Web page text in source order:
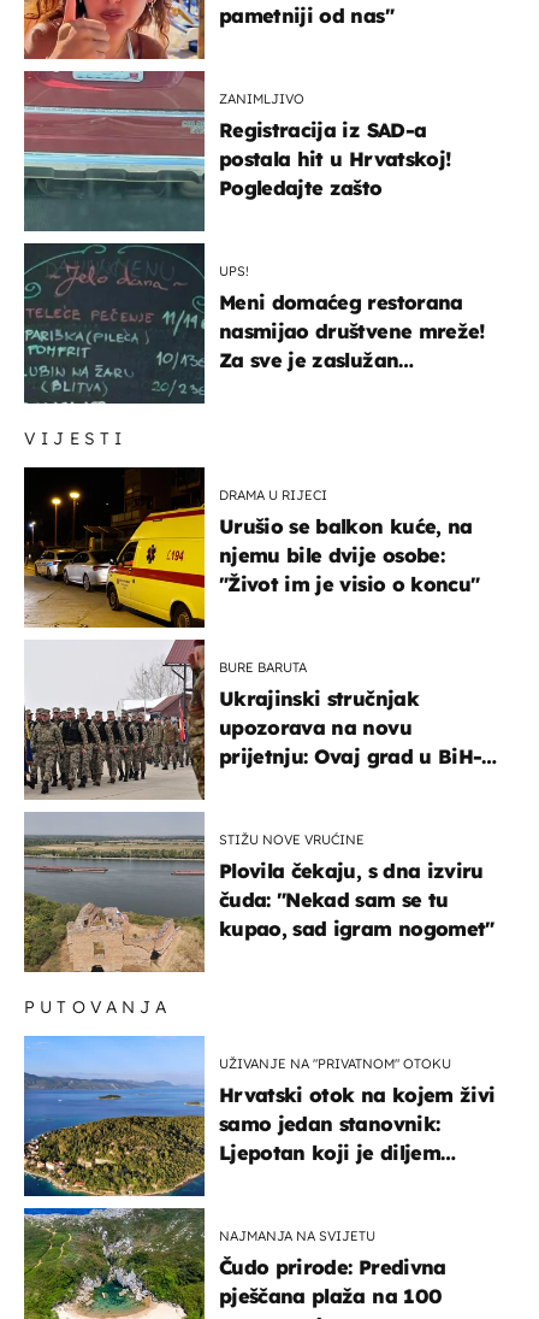
VIJESTI
DRAMA U RIJECI
Urušio se balkon kuće, na
njemu bile dvije osobe:
"Život im je visio o koncu"
BURE BARUTA
Ukrajinski stručnjak
upozorava na novu
prijetnju: Ovaj grad u BiH-u
STIŽU NOVE VRUĆINE
Plovila čekaju, s dna izviru
čuda: "Nekad sam se tu
kupao, sad igram nogomet"
pametniji od nas"
ZANIMLJIVO
Registracija iz SAD-a
postala hit u Hrvatskoj!
Pogledajte zašto
UPS!
Meni domaćeg restorana
nasmijao društvene mreže!
Za sve je zaslužan
PUTOVANJA
UŽIVANJE NA "PRIVATNOM" OTOKU
Hrvatski otok na kojem živi
samo jedan stanovnik:
Ljepotan koji je diljem
NAJMANJA NA SVIJETU
Čudo prirode: Predivna
pješčana plaža na 100